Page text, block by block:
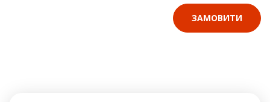
ЗАМОВИТИ